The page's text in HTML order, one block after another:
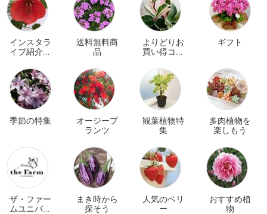
インスタラ
イブ紹介商
送料無料商
品
よりどりお
買い得コー
ギフト
季節の特集
オージープ
ランツ
観葉植物特
集
多肉植物を
楽しもう
ザ・ファー
ムユニバー
まき時から
探そう
人気のベリ
ー
おすすめ植
物